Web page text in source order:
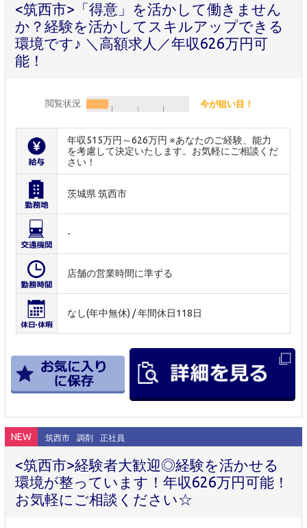
<筑西市>「得意」を活かして働きません
か？経験を活かしてスキルアップできる
環境です♪ ＼高額求人／年収626万円可
能！
閲覧状況 今が狙い目！
年収515万円～626万円 ※あなたのご経験、能力
を考慮して決定いたします。お気軽にご相談くだ
さい！
茨城県 筑西市
-
店舗の営業時間に準ずる
なし(年中無休) / 年間休日118日
NEW 筑西市 調剤 正社員
<筑西市>経験者大歓迎◎経験を活かせる
環境が整っています！年収626万円可能！
お気軽にご相談ください☆